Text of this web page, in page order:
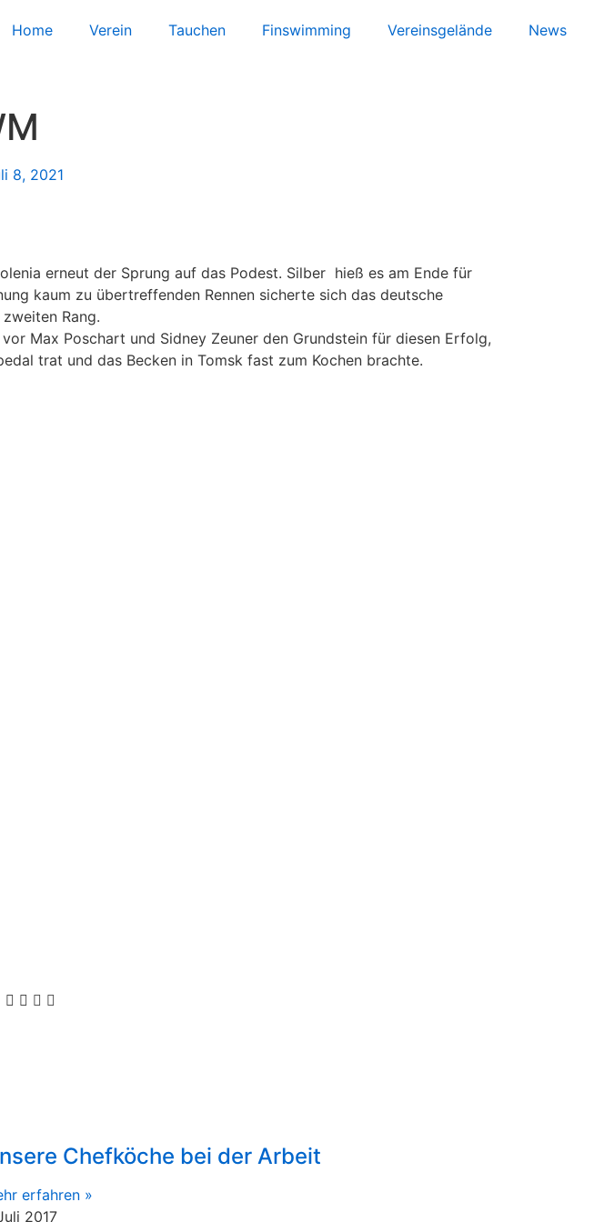
Home Verein Tauchen Finswimming Vereinsgelände News
8, 2021
erneut der Sprung auf das Podest. Silber hieß es am Ende für
kaum zu übertreffenden Rennen sicherte sich das deutsche
Rang.
Max Poschart und Sidney Zeuner den Grundstein für diesen Erfolg,
trat und das Becken in Tomsk fast zum Kochen brachte.
Chefköche bei der Arbeit
erfahren »
2017